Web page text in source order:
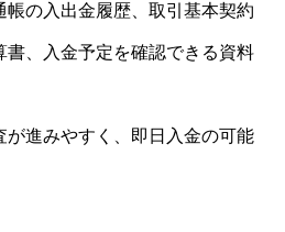
の入出金履歴、取引基本契約
書、入金予定を確認できる資料
が進みやすく、即日入金の可能